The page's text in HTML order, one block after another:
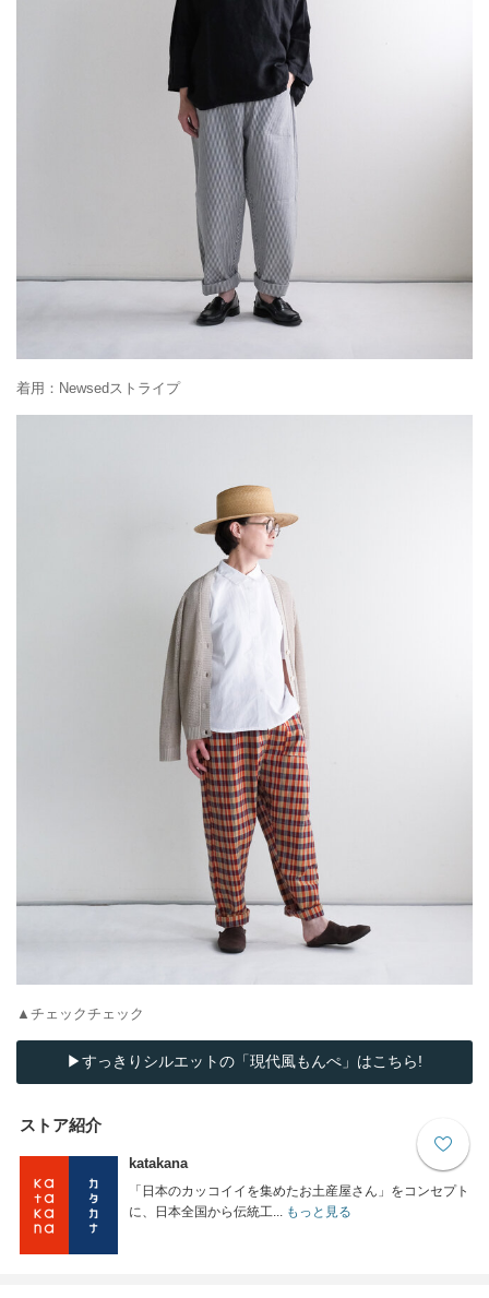
着用：Newsedストライプ
▲チェックチェック
▶すっきりシルエットの「現代風もんぺ」はこちら!
ストア紹介
katakana
「日本のカッコイイを集めたお土産屋さん」をコンセプト
に、日本全国から伝統工...もっと見る